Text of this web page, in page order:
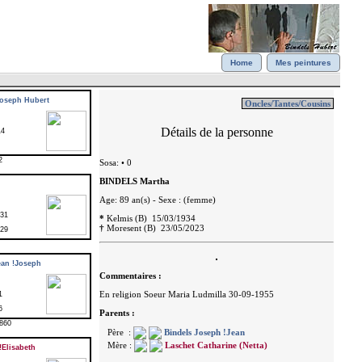
Home Mes peintures
Hubert
!Joseph